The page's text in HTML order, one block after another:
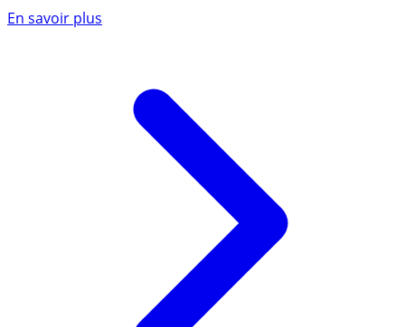
En savoir plus